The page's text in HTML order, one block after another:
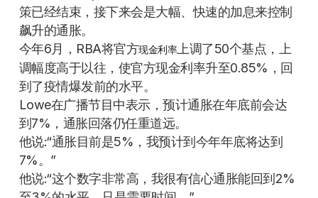
策已经结束，接下来会是大幅、快速的加息来控制
飙升的通胀。
今年6月，RBA将官方现金利率上调了50个基点，上
调幅度高于以往，使官方现金利率升至0.85%，回
到了疫情爆发前的水平。
Lowe在广播节目中表示，预计通胀在年底前会达
到7%，通胀回落仍任重道远。
他说:“通胀目前是5%，我预计到今年年底将达到
7%。”
他说:“这个数字非常高，我很有信心通胀能回到2%